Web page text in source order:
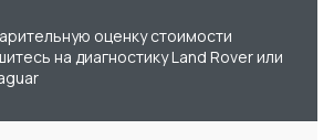
оценку стоимости
на диагностику Land Rover или